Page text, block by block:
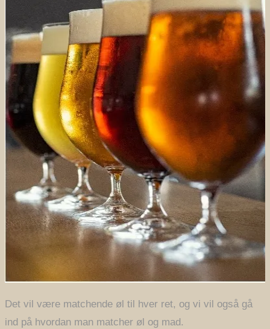
Det vil være matchende øl til hver ret, og vi vil også gå
ind på hvordan man matcher øl og mad.